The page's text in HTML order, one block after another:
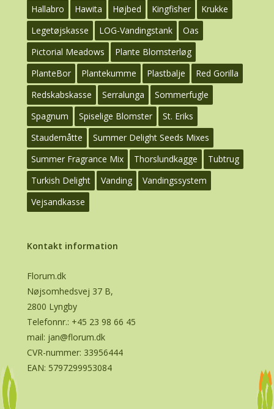
Hallabro
Hawita Højbed Kingfisher
Krukke
Legetøjskasse
LOG-Vandingstank
Oas
Pictorial Meadows
Plante Blomsterløg
PlanteBor
Plantekumme Plastbalje
Red Gorilla
Redskabskasse
Serralunga
Sommerfugle
Spagnum
Spiselige Blomster
St. Eriks
Staudemåtte
Summer Delight Seeds Mixes
Summer Fragrance Mix
Thorslundkagge
Tubtrug
Turkish Delight
Vanding
Vandingssystem
Vejsandkasse
Kontakt information
Florum.dk
Nøjsomhedsvej 37 B,
2800 Lyngby
Telefonnr.: +45 23 98 66 45
mail: jan@florum.dk
CVR-nummer: 33956444
EAN: 5797299953084